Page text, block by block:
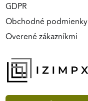
GDPR
Obchodné podmienky
Overené zákazníkmi